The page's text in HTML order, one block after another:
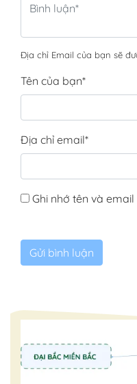
Địa chỉ Email của bạn sẽ
Tên của bạn*
Địa chỉ email*
Ghi nhớ tên và